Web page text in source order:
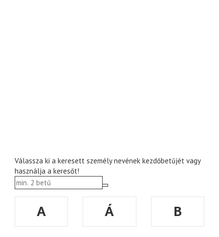
Válassza ki a keresett személy nevének kezdőbetűjét vagy
használja a keresőt!
A Á
B